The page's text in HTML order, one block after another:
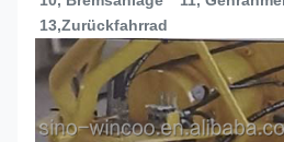
13,Zurückfahrrad